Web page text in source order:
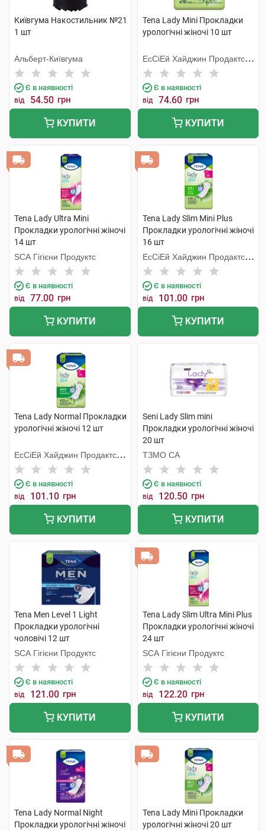
Київгума Накостильник №21
1 шт
Альберт-Київгума
Є в наявності
від 54.50 грн
КУПИТИ
Tena Lady Mini Прокладки
урологічні жіночі 10 шт
ЕсСіЕй Хайджин Продактс
Хугезанд
Є в наявності
від 74.60 грн
КУПИТИ
Tena Lady Ultra Mini
Прокладки урологічні жіночі
14 шт
SCA Гігієни Продуктс
Є в наявності
від 77.00 грн
КУПИТИ
Tena Lady Slim Mini Plus
Прокладки урологічні жіночі
16 шт
ЕсСіЕй Хайджин Продактс
Хугезанд
Є в наявності
від 101.00 грн
КУПИТИ
Tena Lady Normal Прокладки
урологічні жіночі 12 шт
ЕсСіЕй Хайджин Продактс
Хугезанд
Є в наявності
від 101.10 грн
КУПИТИ
Seni Lady Slim mini
Прокладки урологічні жіночі
20 шт
ТЗМО СА
Є в наявності
від 120.50 грн
КУПИТИ
Tena Men Level 1 Light
Прокладки урологічні
чоловічі 12 шт
SCA Гігієни Продуктс
Є в наявності
від 121.00 грн
КУПИТИ
Tena Lady Slim Ultra Mini Plus
Прокладки урологічні жіночі
24 шт
SCA Гігієни Продуктс
Є в наявності
від 122.20 грн
КУПИТИ
Tena Lady Normal Night
Прокладки урологічні жіночі
Tena Lady Mini Прокладки
урологічні жіночі 20 шт